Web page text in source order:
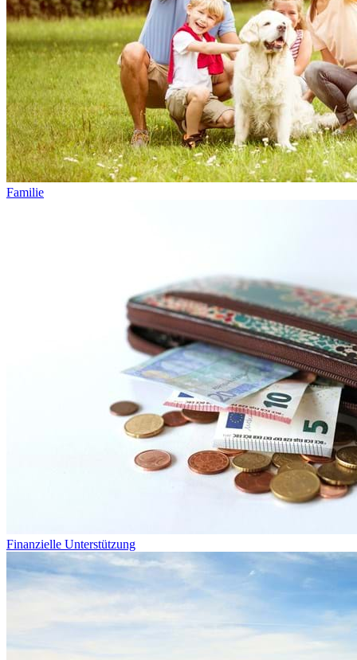
Familie
Finanzielle Unterstützung